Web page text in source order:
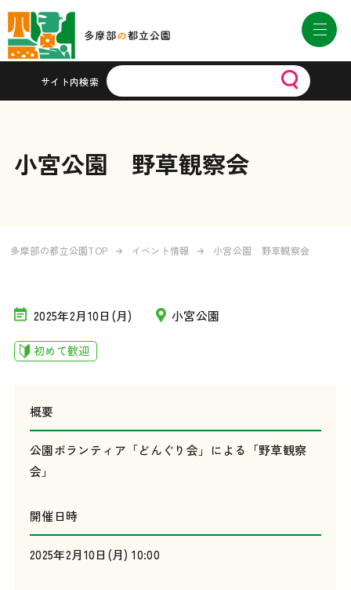
サイト内検索
小宮公園 野草観察会
多摩部の都立公園TOP イベント情報 小宮公園 野草観察会
2025年2月10日(月) 小宮公園
初めて歓迎
概要
公園ボランティア「どんぐり会」による「野草観察
会」
開催日時
2025年2月10日(月) 10:00